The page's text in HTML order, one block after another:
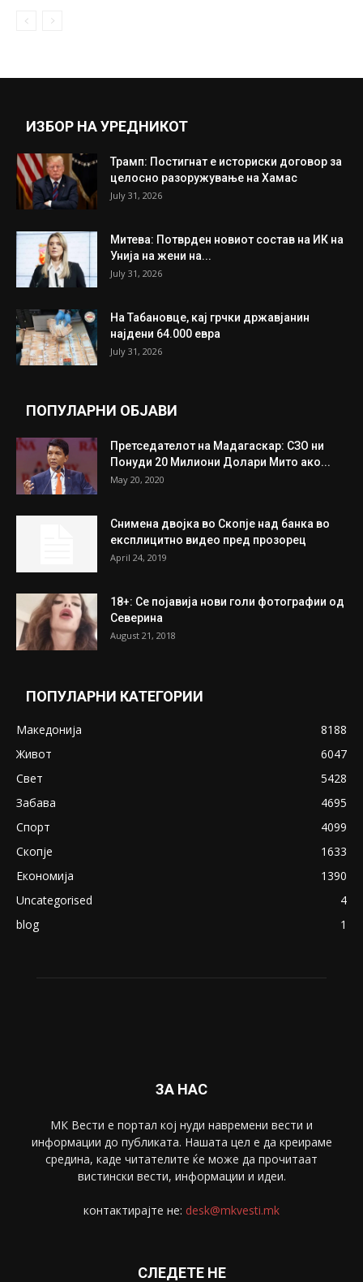
ИЗБОР НА УРЕДНИКОТ
Трамп: Постигнат е историски договор за
целосно разоружување на Хамас
July 31, 2026
Митева: Потврден новиот состав на ИК на
Унија на жени на...
July 31, 2026
На Табановце, кај грчки државјанин
најдени 64.000 евра
July 31, 2026
ПОПУЛАРНИ ОБЈАВИ
Претседателот на Мадагаскар: СЗО ни
Понуди 20 Милиони Долари Мито ако...
May 20, 2020
Снимена двојка во Скопје над банка во
експлицитно видео пред прозорец
April 24, 2019
18+: Се појавија нови голи фотографии од
Северина
August 21, 2018
ПОПУЛАРНИ КАТЕГОРИИ
Македонија
8188
Живот
6047
Свет
5428
Забава
4695
Спорт
4099
Скопје
1633
Економија
1390
Uncategorised
4
blog
1
ЗА НАС
МК Вести е портал коj нуди навремени вести и
информации до публиката. Нашата цел е да креираме
средина, каде читателите ќе може да прочитаат
вистински вести, информации и идеи.
контактирајте не: desk@mkvesti.mk
СЛЕДЕТЕ НЕ